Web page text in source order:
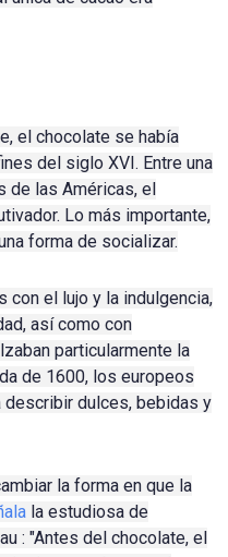
el chocolate se había
del siglo XVI. Entre una
de las Américas, el
Lo más importante,
forma de socializar.
con el lujo y la indulgencia,
así como con
particularmente la
de 1600, los europeos
describir dulces, bebidas y
la forma en que la
la estudiosa de
: "Antes del chocolate, el